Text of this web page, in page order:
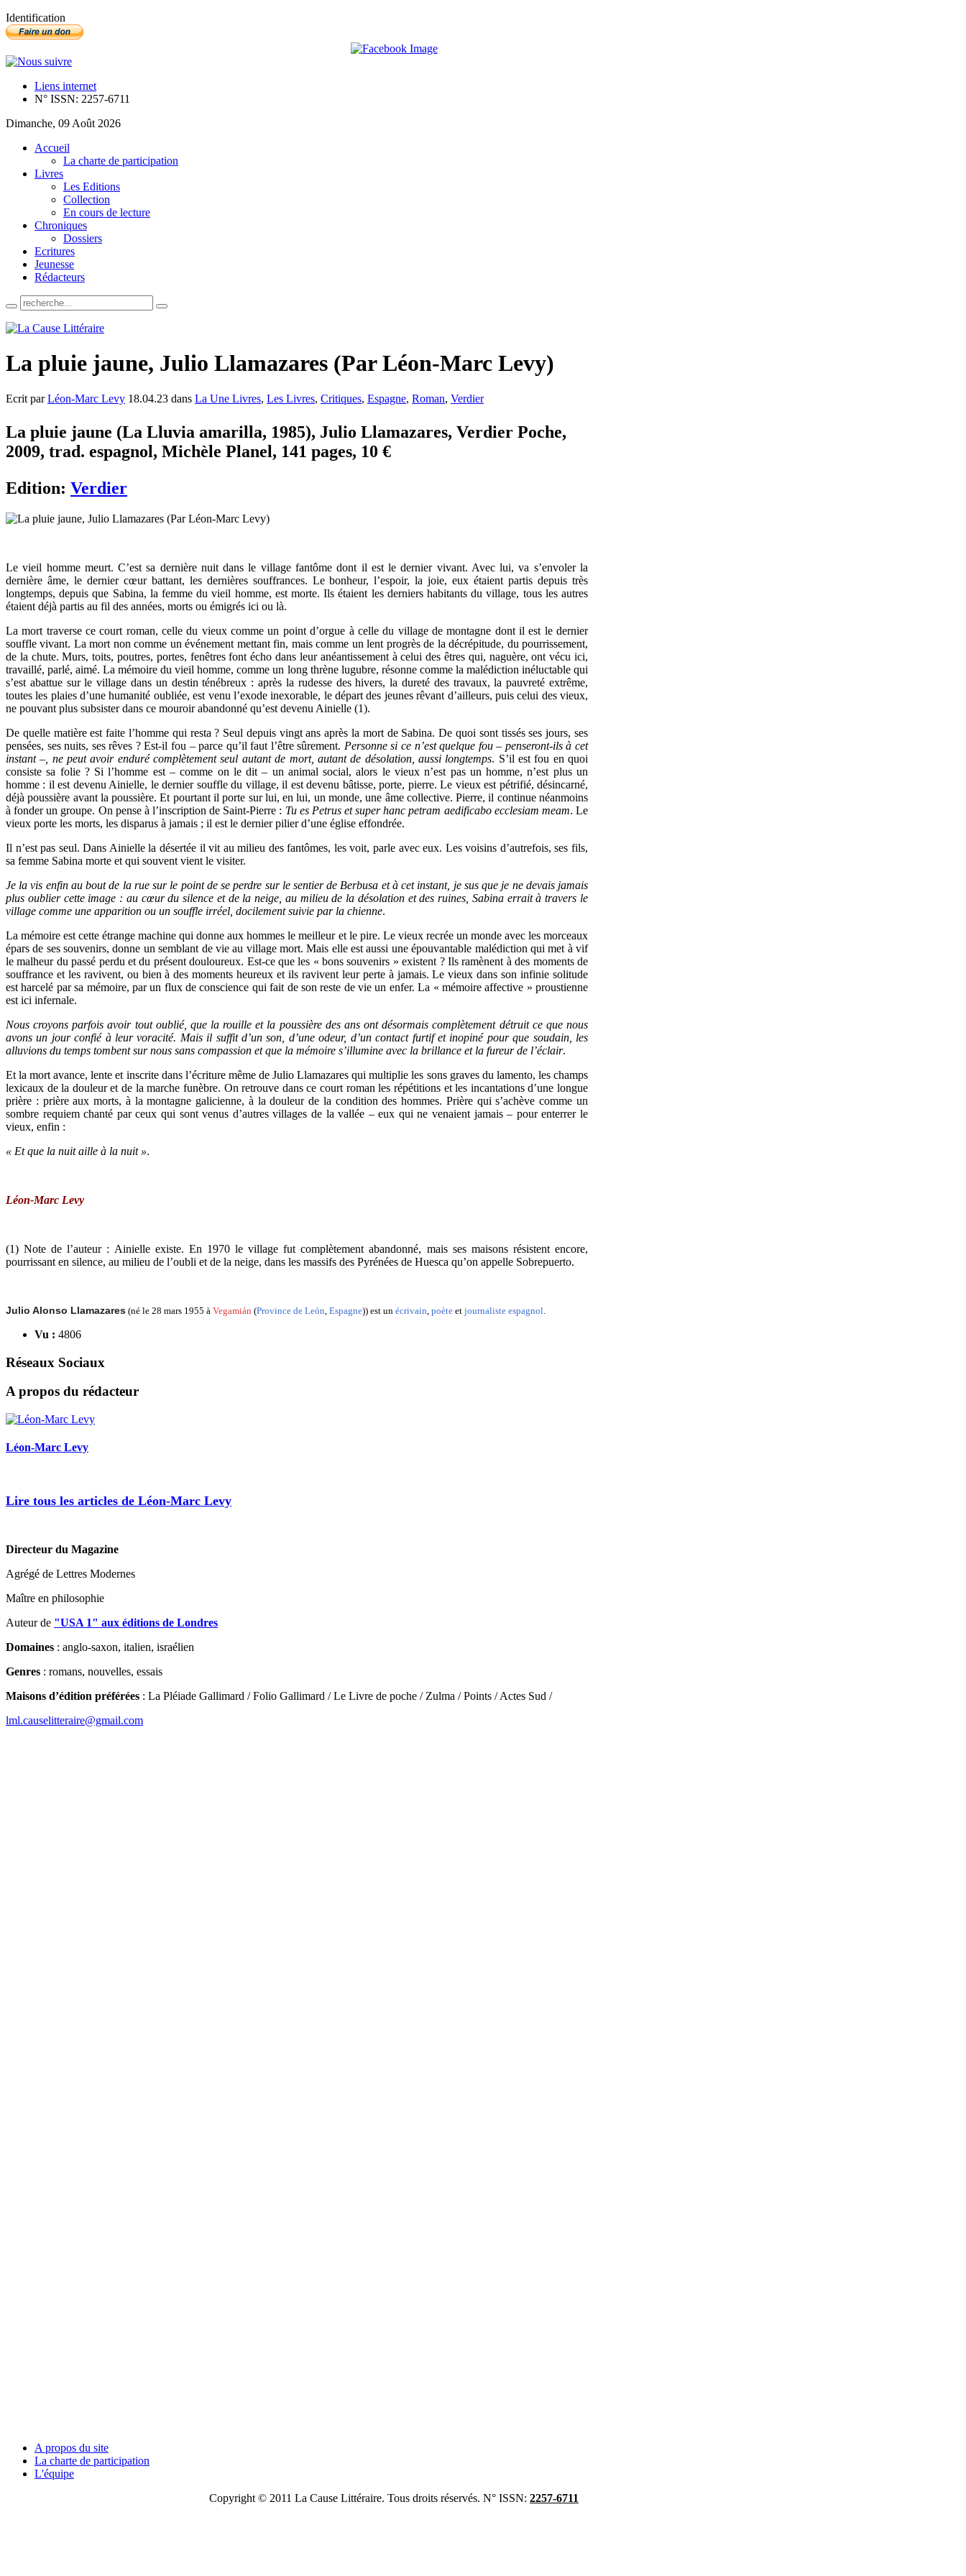
Identification
Liens internet
N° ISSN: 2257-6711
Dimanche, 09 Août 2026
Accueil
La charte de participation
Livres
Les Editions
Collection
En cours de lecture
Chroniques
Dossiers
Ecritures
Jeunesse
Rédacteurs
La pluie jaune, Julio Llamazares (Par Léon-Marc Levy)
Ecrit parLéon-Marc Levy 18.04.23 dans La Une Livres, Les Livres, Critiques, Espagne, Roman, Verdier
La pluie jaune (La Lluvia amarilla, 1985), Julio Llamazares, Verdier Poche,
2009, trad. espagnol, Michèle Planel, 141 pages, 10 €
Edition: Verdier
Le vieil homme meurt. C’est sa dernière nuit dans le village fantôme dont il est le dernier vivant. Avec lui, va s’envoler la
dernière âme, le dernier cœur battant, les dernières souffrances. Le bonheur, l’espoir, la joie, eux étaient partis depuis très
longtemps, depuis que Sabina, la femme du vieil homme, est morte. Ils étaient les derniers habitants du village, tous les autres
étaient déjà partis au fil des années, morts ou émigrés ici ou là.
La mort traverse ce court roman, celle du vieux comme un point d’orgue à celle du village de montagne dont il est le dernier
souffle vivant. La mort non comme un événement mettant fin, mais comme un lent progrès de la décrépitude, du pourrissement,
de la chute. Murs, toits, poutres, portes, fenêtres font écho dans leur anéantissement à celui des êtres qui, naguère, ont vécu ici,
travaillé, parlé, aimé. La mémoire du vieil homme, comme un long thrène lugubre, résonne comme la malédiction inéluctable qui
s’est abattue sur le village dans un destin ténébreux : après la rudesse des hivers, la dureté des travaux, la pauvreté extrême,
toutes les plaies d’une humanité oubliée, est venu l’exode inexorable, le départ des jeunes rêvant d’ailleurs, puis celui des vieux,
ne pouvant plus subsister dans ce mouroir abandonné qu’est devenu Ainielle (1).
De quelle matière est faite l’homme qui resta ? Seul depuis vingt ans après la mort de Sabina. De quoi sont tissés ses jours, ses
pensées, ses nuits, ses rêves ? Est-il fou – parce qu’il faut l’être sûrement. Personne si ce n’est quelque fou – penseront-ils à cet
instant –, ne peut avoir enduré complètement seul autant de mort, autant de désolation, aussi longtemps. S’il est fou en quoi
consiste sa folie ? Si l’homme est – comme on le dit – un animal social, alors le vieux n’est pas un homme, n’est plus un
homme : il est devenu Ainielle, le dernier souffle du village, il est devenu bâtisse, porte, pierre. Le vieux est pétrifié, désincarné,
déjà poussière avant la poussière. Et pourtant il porte sur lui, en lui, un monde, une âme collective. Pierre, il continue néanmoins
à fonder un groupe. On pense à l’inscription de Saint-Pierre : Tu es Petrus et super hanc petram aedificabo ecclesiam meam. Le
vieux porte les morts, les disparus à jamais ; il est le dernier pilier d’une église effondrée.
Il n’est pas seul. Dans Ainielle la désertée il vit au milieu des fantômes, les voit, parle avec eux. Les voisins d’autrefois, ses fils,
sa femme Sabina morte et qui souvent vient le visiter.
Je la vis enfin au bout de la rue sur le point de se perdre sur le sentier de Berbusa et à cet instant, je sus que je ne devais jamais
plus oublier cette image : au cœur du silence et de la neige, au milieu de la désolation et des ruines, Sabina errait à travers le
village comme une apparition ou un souffle irréel, docilement suivie par la chienne.
La mémoire est cette étrange machine qui donne aux hommes le meilleur et le pire. Le vieux recrée un monde avec les morceaux
épars de ses souvenirs, donne un semblant de vie au village mort. Mais elle est aussi une épouvantable malédiction qui met à vif
le malheur du passé perdu et du présent douloureux. Est-ce que les « bons souvenirs » existent ? Ils ramènent à des moments de
souffrance et les ravivent, ou bien à des moments heureux et ils ravivent leur perte à jamais. Le vieux dans son infinie solitude
est harcelé par sa mémoire, par un flux de conscience qui fait de son reste de vie un enfer. La « mémoire affective » proustienne
est ici infernale.
Nous croyons parfois avoir tout oublié, que la rouille et la poussière des ans ont désormais complètement détruit ce que nous
avons un jour confié à leur voracité. Mais il suffit d’un son, d’une odeur, d’un contact furtif et inopiné pour que soudain, les
alluvions du temps tombent sur nous sans compassion et que la mémoire s’illumine avec la brillance et la fureur de l’éclair.
Et la mort avance, lente et inscrite dans l’écriture même de Julio Llamazares qui multiplie les sons graves du lamento, les champs
lexicaux de la douleur et de la marche funèbre. On retrouve dans ce court roman les répétitions et les incantations d’une longue
prière : prière aux morts, à la montagne galicienne, à la douleur de la condition des hommes. Prière qui s’achève comme un
sombre requiem chanté par ceux qui sont venus d’autres villages de la vallée – eux qui ne venaient jamais – pour enterrer le
vieux, enfin :
« Et que la nuit aille à la nuit ».
Léon-Marc Levy
(1) Note de l’auteur : Ainielle existe. En 1970 le village fut complètement abandonné, mais ses maisons résistent encore,
pourrissant en silence, au milieu de l’oubli et de la neige, dans les massifs des Pyrénées de Huesca qu’on appelle Sobrepuerto.
Julio Alonso Llamazares (né le 28 mars 1955 à Vegamián (Province de León Espagne)) est un écrivain poète et journaliste espagnol
Vu : 4806
Réseaux Sociaux
A propos du rédacteur
Léon-Marc Levy
Lire tous les articles de Léon-Marc Levy
Directeur du Magazine
Agrégé de Lettres Modernes
Maître en philosophie
Auteur de "USA 1" aux éditions de Londres
Domaines : anglo-saxon, italien, israélien
Genres : romans, nouvelles, essais
Maisons d’édition préférées : La Pléiade Gallimard / Folio Gallimard / Le Livre de poche / Zulma / Points / Actes Sud /
lml.causelitteraire@gmail.com
A propos du site
La charte de participation
L'équipe
Copyright © 2011 La Cause Littéraire. Tous droits réservés. N° ISSN: 2257-6711